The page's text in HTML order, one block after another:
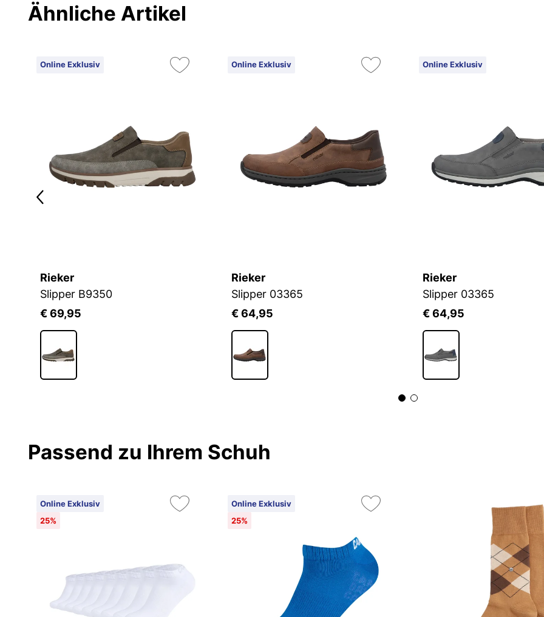
Ähnliche Artikel
Online Exklusiv
Rieker
Slipper B9350
€ 69,95
Online Exklusiv
Rieker
Slipper 03365
€ 64,95
Online Exklusiv
Rieker
Slipper 03365
€ 64,95
Passend zu Ihrem Schuh
Online Exklusiv
25%
Online Exklusiv
25%